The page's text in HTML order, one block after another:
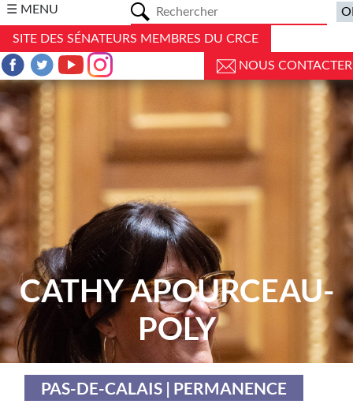
☰ MENU
SITE DES SÉNATEURS MEMBRES DU CRCE
NOUS CONTACTER
CATHY APOURCEAU-
POLY
PAS-DE-CALAIS | PERMANENCE